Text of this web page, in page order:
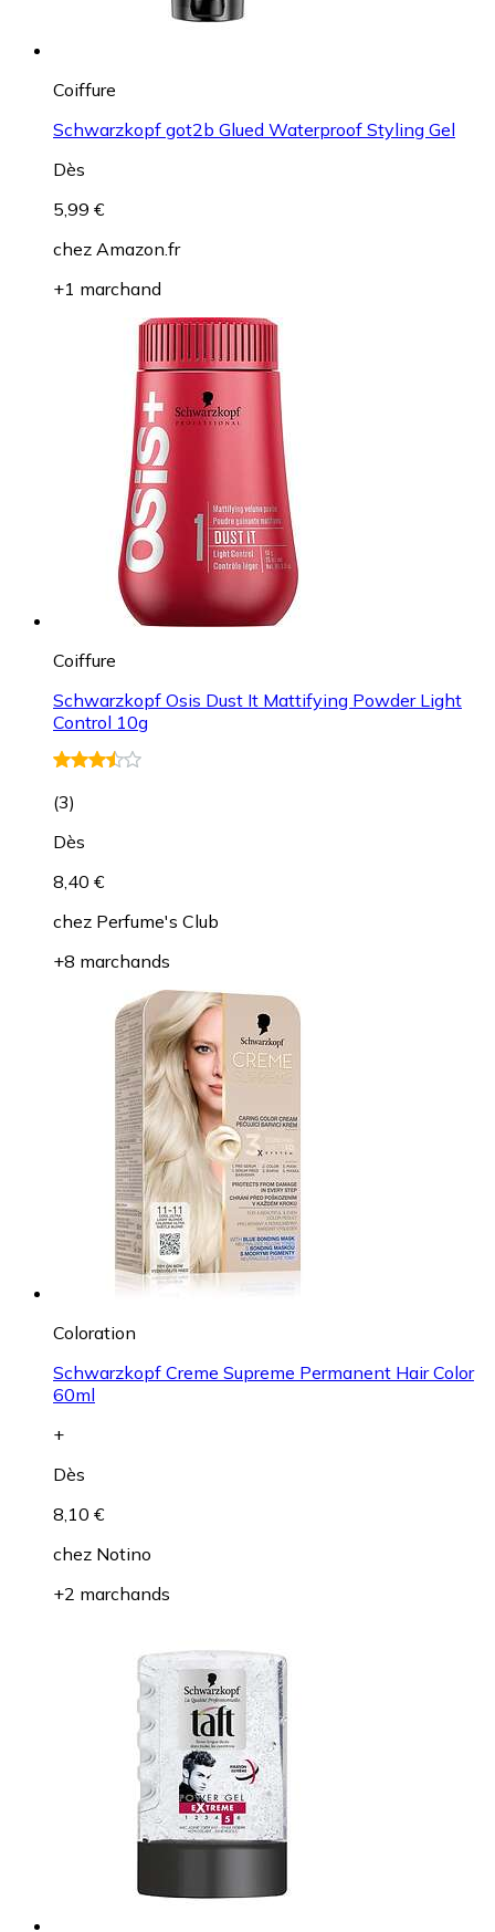
Coiffure
Schwarzkopf got2b Glued Waterproof Styling Gel
Dès
5,99 €
chez Amazon.fr
+1 marchand
Coiffure
Schwarzkopf Osis Dust It Mattifying Powder Light
Control 10g
(3)
Dès
8,40 €
chez Perfume's Club
+8 marchands
Coloration
Schwarzkopf Creme Supreme Permanent Hair Color
60ml
+
Dès
8,10 €
chez Notino
+2 marchands